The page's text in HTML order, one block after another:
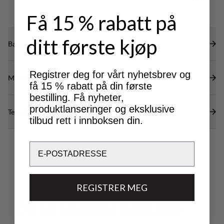
Bærekraftsegenskaper
Materialer
Tekniske spesifikasjoner
Få 15 % rabatt på
ditt første kjøp
Registrer deg for vårt nyhetsbrev og
få 15 % rabatt på din første
bestilling. Få nyheter,
produktlanseringer og eksklusive
tilbud rett i innboksen din.
REGISTRER MEG